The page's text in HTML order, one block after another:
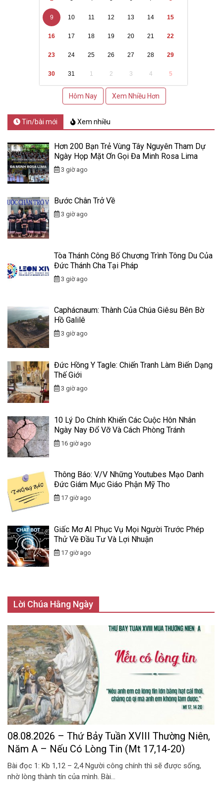
9 10 11 12 13 14 15
16 17 18 19 20 21 22
23 24 25 26 27 28 29
30 31 1 2 3 4 5
Hôm Nay Xem Nhiều Hơn
Tin/bài mới Xem nhiều
Hơn 200 Bạn Trẻ Vùng Tây Nguyên Tham Dự
Ngày Họp Mặt Ơn Gọi Đa Minh Rosa Lima
3 giờ ago
Bước Chân Trở Về
3 giờ ago
Tòa Thánh Công Bố Chương Trình Tông Du Của
Đức Thánh Cha Tại Pháp
3 giờ ago
Caphácnaum: Thành Của Chúa Giêsu Bên Bờ
Hồ Galilê
3 giờ ago
Đức Hồng Y Tagle: Chiến Tranh Làm Biến Dạng
Thế Giới
3 giờ ago
10 Lý Do Chính Khiến Các Cuộc Hôn Nhân
Ngày Nay Đổ Vỡ Và Cách Phòng Tránh
16 giờ ago
Thông Báo: V/v Những Youtubes Mạo Danh
Đức Giám Mục Giáo Phận Mỹ Tho
17 giờ ago
Giấc Mơ AI Phục Vụ Mọi Người Trước Phép
Thử Về Đầu Tư Và Lợi Nhuận
17 giờ ago
Lời Chúa Hằng Ngày
08.08.2026 – Thứ Bảy Tuần XVIII Thường Niên,
Năm A – Nếu Có Lòng Tin (Mt 17,14-20)
Bài đọc 1: Kb 1,12 – 2,4 Người công chính thì sẽ được sống,
nhờ lòng thành tín của mình. Bài...